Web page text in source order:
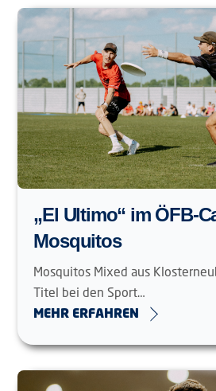
„El Ultimo“ im ÖFB-
Mosquitos
Mosquitos Mixed aus
Titel bei den Sport…
MEHR ERFAHREN